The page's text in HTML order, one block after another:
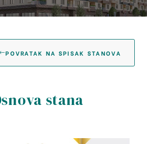
POVRATAK NA SPISAK STANOVA
stana